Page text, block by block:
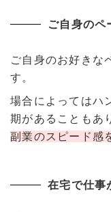
ご自身のペ
ご自身のお好きな
す。
場合によってはハ
期があることもあ
副業のスピード感
在宅で仕事